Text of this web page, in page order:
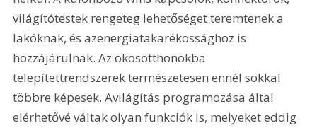
világítótestek rengeteg lehetőséget teremtenek a
lakóknak, és azenergiatakarékossághoz is
hozzájárulnak. Az okosotthonokba
telepítettrendszerek természetesen ennél sokkal
többre képesek. Avilágítás programozása által
elérhetővé váltak olyan funkciók is, melyeket eddig